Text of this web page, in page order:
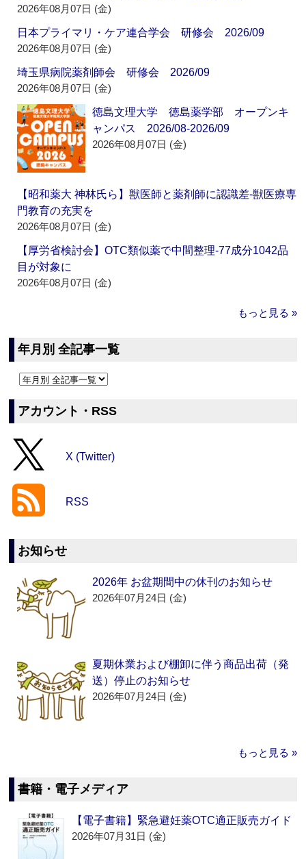
2026年08月07日 (金)
日本プライマリ・ケア連合学会 研修会 2026/09
2026年08月07日 (金)
埼玉県病院薬剤師会 研修会 2026/09
2026年08月07日 (金)
徳島文理大学 徳島薬学部 オープンキ
ャンパス 2026/08-2026/09
2026年08月07日 (金)
【昭和薬大 神林氏ら】獣医師と薬剤師に認識差‐獣医療専
門教育の充実を
2026年08月07日 (金)
【厚労省検討会】OTC類似薬で中間整理‐77成分1042品
目が対象に
2026年08月07日 (金)
もっと見る »
年月別 全記事一覧
アカウント・RSS
X (Twitter)
RSS
お知らせ
2026年 お盆期間中の休刊のお知らせ
2026年07月24日 (金)
夏期休業および棚卸に伴う商品出荷（発
送）停止のお知らせ
2026年07月24日 (金)
もっと見る »
書籍・電子メディア
【電子書籍】緊急避妊薬OTC適正販売ガイド
2026年07月31日 (金)